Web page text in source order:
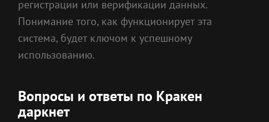
регистрации или верификации данных.
Понимание того, как функционирует эта
система, будет ключом к успешному
использованию.
Вопросы и ответы по Кракен
даркнет